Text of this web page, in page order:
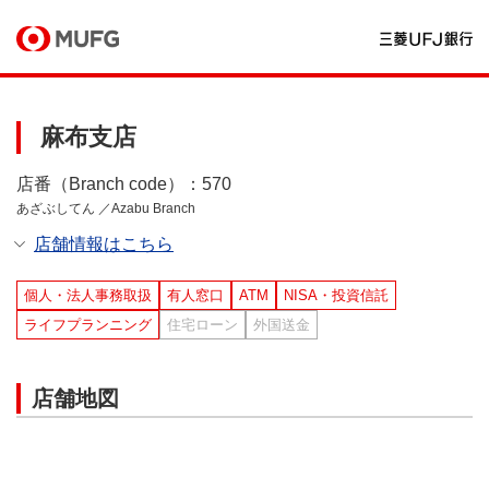
麻布支店
店番（Branch code）：570
あざぶしてん ／Azabu Branch
店舗情報はこちら
個人・法人事務取扱 有人窓口 ATM
NISA・投資信託
ライフプランニング
住宅ローン 外国送金
店舗地図